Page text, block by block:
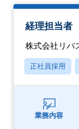
経理担当者
株式会社リバ
正社員採用
業務内容